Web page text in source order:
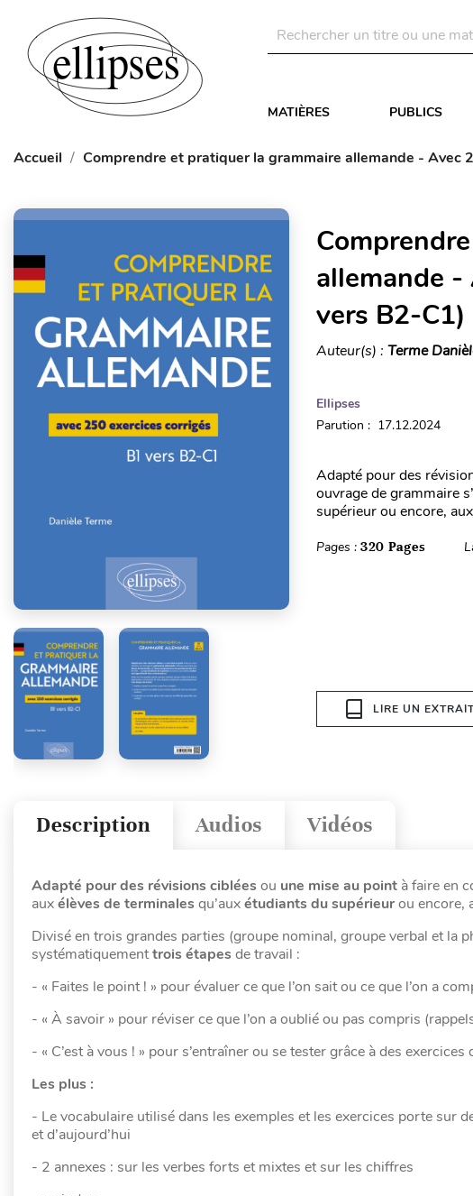
MATIÈRES PUBLICS
Accueil Comprendre et pratiquer la grammaire allemande - Avec
allemande -
vers B2-C1)
Auteur(s) : Terme
Ellipses
Parution : 17.12.2024
Adapté pour des
ouvrage de grammaire
supérieur ou encore,
Pages : 320 Pages
LIRE UN
Vidéos
Audios
Description
Adapté pour des révisions ciblées ou une mise au point à faire en
auxélèves de terminales qu’auxétudiants du supérieurou encore,
Divisé en trois grandes parties (groupe nominal, groupe verbal et la
systématiquementtrois étapes de travail :
- « Faites le point ! » pour évaluer ce que l’on sait ou ce que l’on a
- « À savoir » pour réviser ce que l’on a oublié ou pas compris
- « C’est à vous ! » pour s’entraîner ou se tester grâce à des
Les plus :
- Le vocabulaire utilisé dans les exemples et les exercices porte sur
et d’aujourd’hui
- 2 annexes : sur les verbes forts et mixtes et sur les chiffres